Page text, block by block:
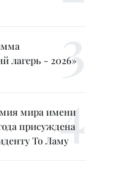
лагерь - 2026»
мира имени
присуждена
То Ламу